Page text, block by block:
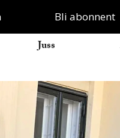
Bli abonnent
Juss